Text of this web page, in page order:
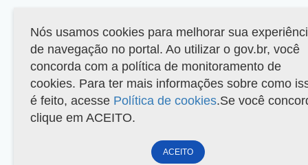
Nós usamos cookies para melhorar sua
de navegação no portal. Ao utilizar o gov.br, você
concorda com a política de monitoramento de
cookies. Para ter mais informações sobre como
é feito, acesse Política de cookies.Se você
clique em ACEITO.
ACEITO